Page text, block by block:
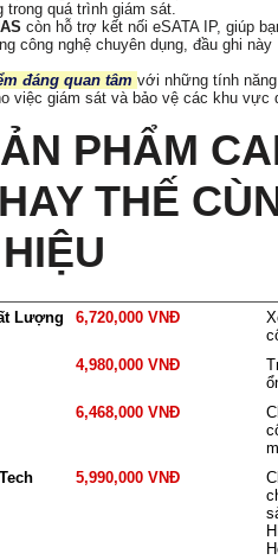
quá trình giám sát.
còn hỗ trợ kết nối eSATA IP, giúp
công nghệ chuyên dụng, đầu ghi
đáng quan tâm với những tính
việc giám sát và bảo vệ các khu vực
PHẨM
THẾ
Lượng 6,720,000 VNĐ
4,980,000 VNĐ
6,468,000 VNĐ
5,990,000 VNĐ